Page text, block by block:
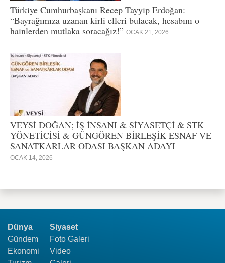
Türkiye Cumhurbaşkanı Recep Tayyip Erdoğan:
“Bayrağımıza uzanan kirli elleri bulacak, hesabını o
hainlerden mutlaka soracağız!” OCAK 21, 2026
VEYSİ DOĞAN; İŞ İNSANI & SİYASETÇİ & STK
YÖNETİCİSİ & GÜNGÖREN BİRLEŞİK ESNAF VE
SANATKARLAR ODASI BAŞKAN ADAYI
OCAK 14, 2026
Dünya
Gündem
Ekonomi
Siyaset
Foto Galeri
Video